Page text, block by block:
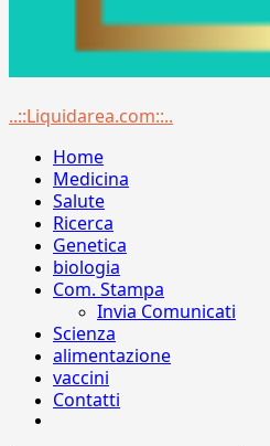
Menu
..::Liquidarea.com::..
Home
Medicina
Salute
Ricerca
Genetica
biologia
Com. Stampa
Invia Comunicati
Scienza
alimentazione
vaccini
Contatti